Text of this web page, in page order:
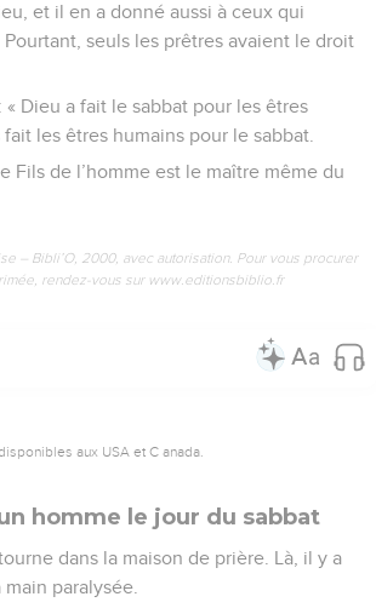
et il en a donné aussi à ceux qui
Pourtant, seuls les prêtres avaient le droit
« Dieu a fait le sabbat pour les êtres
fait les êtres humains pour le sabbat.
Fils de l’homme est le maître même du
– Bibli’O, 2000, avec autorisation. Pour vous procurer
rendez-vous sur www.editionsbiblio.fr
aux USA et C anada.
homme le jour du sabbat
dans la maison de prière. Là, il y a
paralysée.